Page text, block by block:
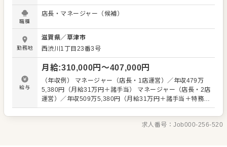
寧な研修と明確な評価・昇進・昇格制度があり、 「マネジ
メントって自信がないな…」「経験なくて大丈夫かな」 と
いうのも当社ではマニュアルをきちんと整備。 「前の店長
はこうしていた」 「SVのBさんはこう言っていた」 などが
ないよう、正しい知識がスタッフ全員に等しく伝わるよう
に努めています。安心してキャリアアップをめざせる環境
です。 またスタッフの前職も様々で、飲食業界はもちろ
ん、元劇団員という人も。 「色んな世代、前職の人がいて
面白い」 「頑張った分の評価が見えるのがいい」 「ガツガ
て、お客様に喜んでもらってこそ…というスタンスがい
職種
店長・マネージャー（候補）
勤務地
滋賀県／草津市
西渋川1丁目23番3号
給与
月給:310,000円〜407,000円
（年収例） マネージャー（店長・1店運営）／年収479万
5,380円（月給31万円＋諸手当） マネージャー（店長・2店
運営）／年収509万5,380円（月給31万円＋諸手当＋特務手
当） シニアマネージャー（1店運営）／年収541万4,040円
（月給35万円＋諸手当） シニアマネージャー（2店運営）
／年収571万4,040円（月給35万円＋諸手当＋特務手当）
求人番号：Job000-256-520